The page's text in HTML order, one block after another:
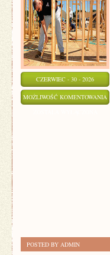
CZERWIEC - 30 - 2026
MOŻLIWOŚĆ KOMENTOWANIA
POSTED BY ADMIN